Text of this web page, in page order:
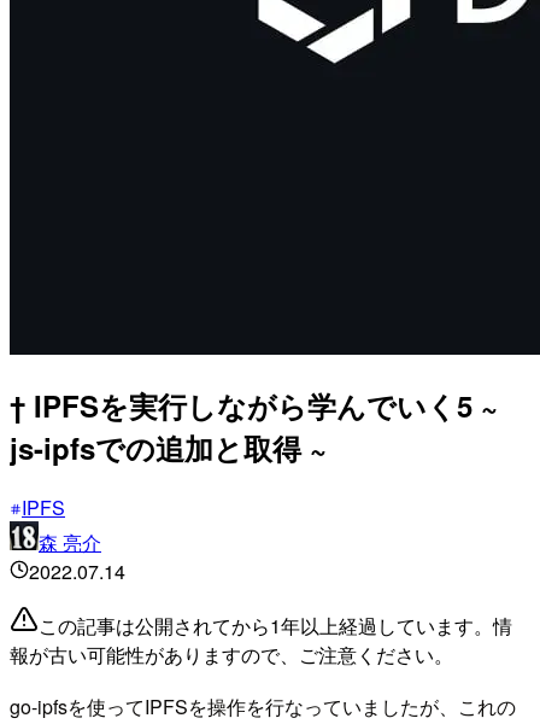
† IPFSを実行しながら学んでいく5 ~
js-ipfsでの追加と取得 ~
IPFS
森 亮介
2022.07.14
この記事は公開されてから1年以上経過しています。情
報が古い可能性がありますので、ご注意ください。
go-ipfsを使ってIPFSを操作を行なっていましたが、これの